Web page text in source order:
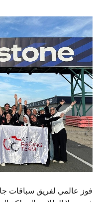
فوز عالمي لفريق